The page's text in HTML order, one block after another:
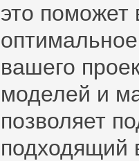
это поможет
вашего
моделей и
позволяет
подходящий